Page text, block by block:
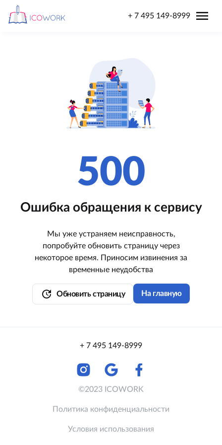
+ 7 495 149-8999 menu
500
Ошибка обращения к сервису
Мы уже устраняем неисправность,
попробуйте обновить страницу через
некоторое время. Приносим извинения за
временные неудобства
update Обновить страницу На главную
+ 7 495 149-8999
©2023 ICOWORK
Политика конфиденциальности
Условия использования